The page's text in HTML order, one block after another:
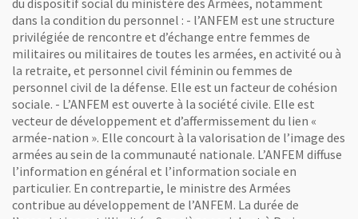
dans la condition du personnel : - l’ANFEM est une structure
privilégiée de rencontre et d’échange entre femmes de
militaires ou militaires de toutes les armées, en activité ou à
la retraite, et personnel civil féminin ou femmes de
personnel civil de la défense. Elle est un facteur de cohésion
sociale. - L’ANFEM est ouverte à la société civile. Elle est
vecteur de développement et d’affermissement du lien «
armée-nation ». Elle concourt à la valorisation de l’image des
armées au sein de la communauté nationale. L’ANFEM diffuse
l’information en général et l’information sociale en
particulier. En contrepartie, le ministre des Armées
contribue au développement de l’ANFEM. La durée de